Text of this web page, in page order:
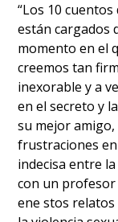
“Los 10
están cargados
momento en el
creemos tan
inexorable y a
en el secreto y
su mejor
frustraciones
indecisa entre
con un profesor
ene stos relatos